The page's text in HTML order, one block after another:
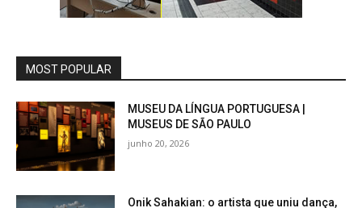
MOST POPULAR
MUSEU DA LÍNGUA PORTUGUESA |
MUSEUS DE SÃO PAULO
junho 20, 2026
Onik Sahakian: o artista que uniu dança,